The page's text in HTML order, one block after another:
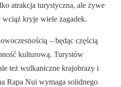
atrakcja turystyczna, ale żywe
wciąż kryje wiele zagadek.
– będąc częścią
kulturową. Turystów
też wulkaniczne krajobrazy i
Rapa Nui wymaga solidnego